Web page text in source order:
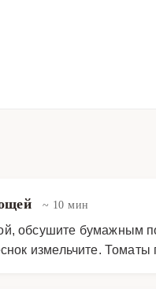
~ 10 мин
обсушите бумажным
измельчите.